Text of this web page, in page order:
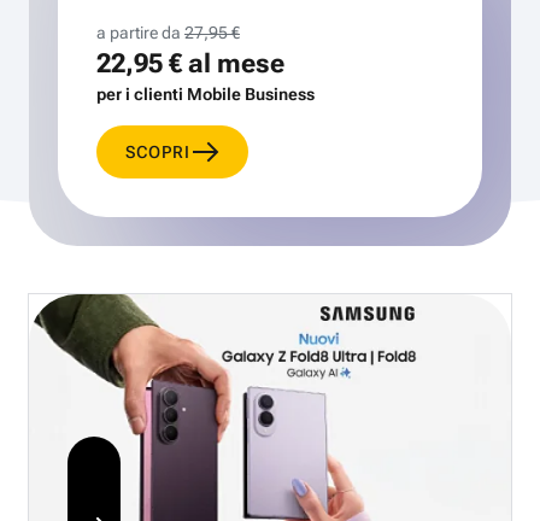
a partire da 27,95 €
22,95 €al mese
per i clienti Mobile Business
SCOPRI